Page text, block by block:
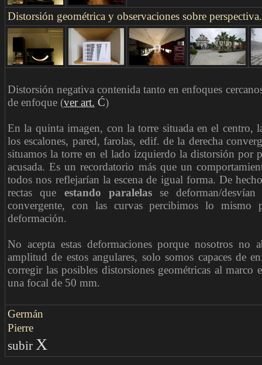
Distorsión geométrica y observaciones sobre perspectiva.
Distorsión negativa contenida tanto en enfoques
de enfoque (ver art. Ć)
En la quinta imagen, con la torre situada en el centro,
los escalones, pared, farolas, edif. de la derecha
situamos la torre en el lado izquierdo la distorsión por
acusada. Es un recordatorio más que un
todos nos reflejarían la escena de igual forma. De
rectas que estando paralelasse deforman/
convergente, con las curvas percibimos lo mismo
deformación.
No acepta estas deformaciones porque nosotros no
amplitud de estos angulares, solo somos capaces de
corregir las posibles distorsiones geométricas al
una focal de 50 mm.
Germán
Pierre
subir X